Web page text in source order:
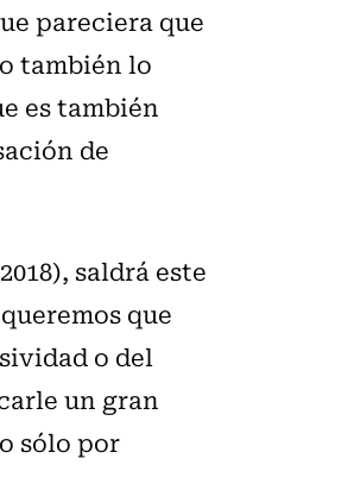
pareciera que
también lo
es también
de
saldrá este
que
o del
un gran
sólo por